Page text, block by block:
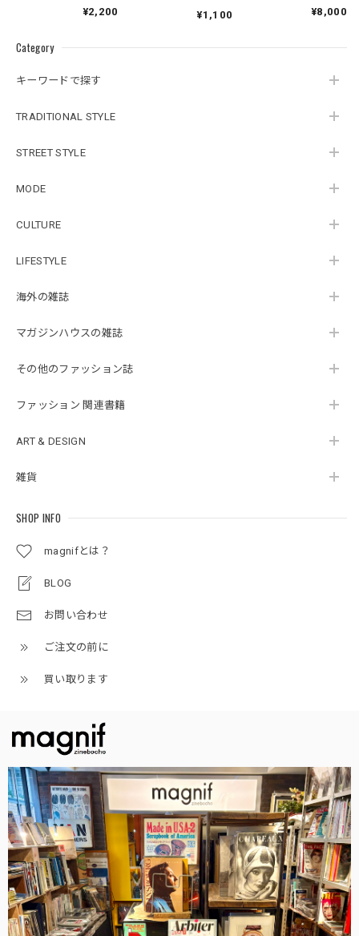
Category
キーワードで探す
TRADITIONAL STYLE
STREET STYLE
MODE
CULTURE
LIFESTYLE
海外の雑誌
マガジンハウスの雑誌
その他のファッション誌
ファッション 関連書籍
ART & DESIGN
雑貨
SHOP INFO
magnifとは？
BLOG
お問い合わせ
ご注文の前に
買い取ります
¥2,200
「90年代」のポップ
¥1,100 ¥8,000